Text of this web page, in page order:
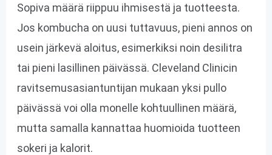
Sopiva määrä riippuu ihmisestä ja tuotteesta.
Jos kombucha on uusi tuttavuus, pieni annos on
usein järkevä aloitus, esimerkiksi noin desilitra
tai pieni lasillinen päivässä. Cleveland Clinicin
ravitsemusasiantuntijan mukaan yksi pullo
päivässä voi olla monelle kohtuullinen määrä,
mutta samalla kannattaa huomioida tuotteen
sokeri ja kalorit.